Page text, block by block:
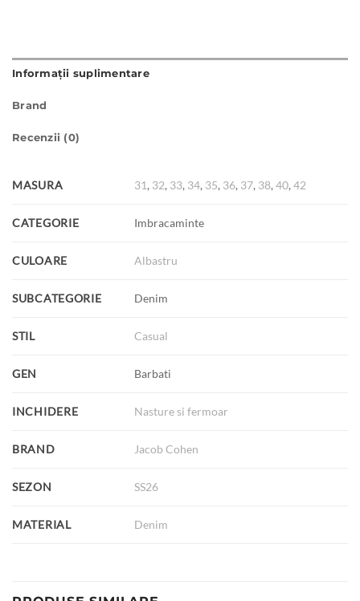
Informații suplimentare
Brand
Recenzii (0)
MASURA 31, 32, 33, 34, 35, 36, 37, 38,40,42
CATEGORIE Imbracaminte
CULOARE Albastru
SUBCATEGORIE Denim
STIL Casual
GEN Barbati
INCHIDERE Nasture si fermoar
BRAND Jacob Cohen
SEZON SS26
MATERIAL Denim